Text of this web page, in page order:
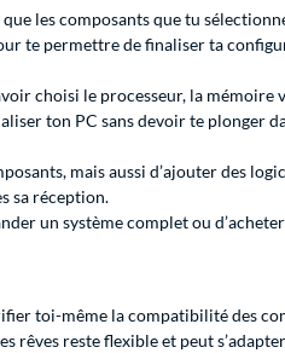
les composants que tu
te permettre de finaliser ta
choisi le processeur, la mémoire
ton PC sans devoir te plonger
mais aussi d’ajouter des
sa réception.
un système complet ou
toi-même la compatibilité des
reste flexible et peut